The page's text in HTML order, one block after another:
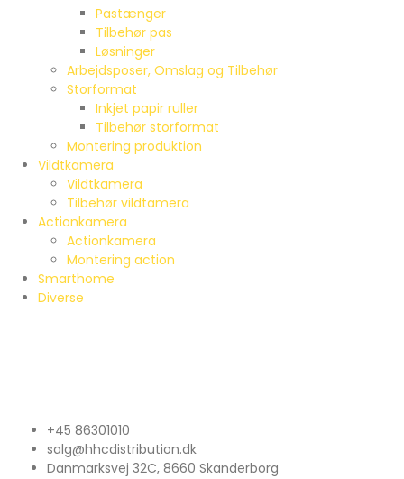
Pastænger
Tilbehør pas
Løsninger
Arbejdsposer, Omslag og Tilbehør
Storformat
Inkjet papir ruller
Tilbehør storformat
Montering produktion
Vildtkamera
Vildtkamera
Tilbehør vildtamera
Actionkamera
Actionkamera
Montering action
Smarthome
Diverse
+45 86301010
salg@hhcdistribution.dk
Danmarksvej 32C, 8660 Skanderborg